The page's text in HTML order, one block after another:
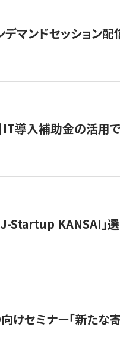
マンドセッション配
IT導入補助金の活用
Startup KANSAI」
セミナー「新たな